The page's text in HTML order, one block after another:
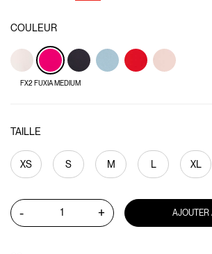
COULEUR
FX2 FUXIA MEDIUM
TAILLE
XS S M L XL
- + AJOUTER